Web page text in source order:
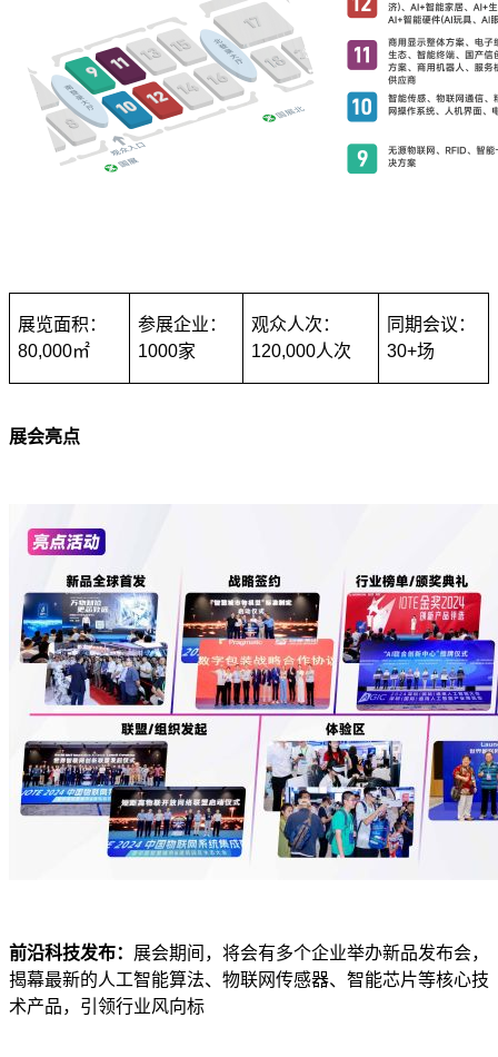
展览面积：
80,000㎡
参展企业：
1000家
观众人次：
120,000人次
同期会议：
30+场
展会亮点
前沿科技发布： 展会期间，将会有多个企业举办新品发布会，
揭幕最新的人工智能算法、物联网传感器、智能芯片等核心技
术产品，引领行业风向标